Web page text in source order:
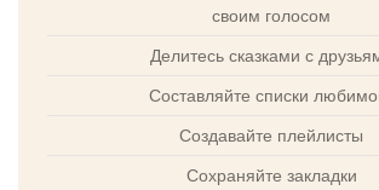
своим голосом
Делитесь сказками с
Составляйте списки
Создавайте плейлисты
Сохраняйте закладки